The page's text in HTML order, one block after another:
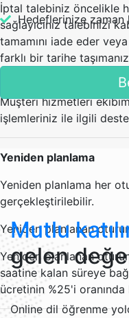
İptal talebiniz öncelikle
sağlayıcınız talebinizi
tamamını iade eder
farklı bir tarihe
Müşteri hizmetleri
işlemleriniz ile ilgili
Yeniden planlama
Yeniden planlama her
gerçekleştirilebilir.
Yeniden planlanan
Yeniden planlanan
saatine kalan süreye
ücretinin %25'i oranında
Hedeflerinize zaman
Mutlu
gelen
Online dil öğrenme